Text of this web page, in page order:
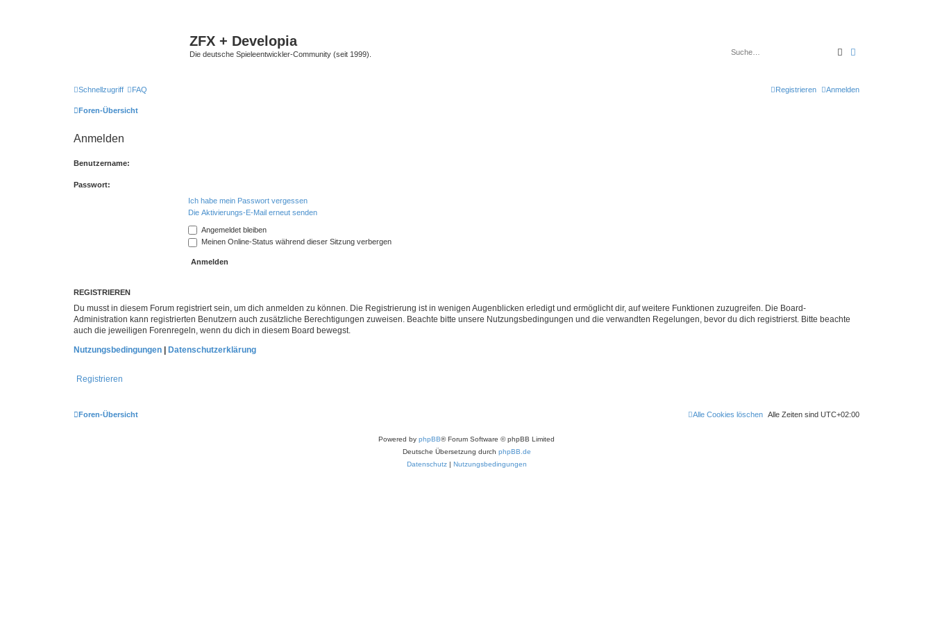
ZFX + Developia
Die deutsche Spieleentwickler-Community (seit 1999). Suche
Schnellzugriff FAQ Anmelden
Registrieren
Foren-Übersicht
Anmelden
Benutzername:
Passwort:
Ich habe mein Passwort vergessen
Die Aktivierungs-E-Mail erneut senden
Angemeldet bleiben
Meinen Online-Status während dieser Sitzung verbergen
REGISTRIEREN
Du musst in diesem Forum registriert sein, um dich anmelden zu können. Die Registrierung ist in wenigen Augenblicken erledigt und ermöglicht dir, auf weitere Funktionen zuzugreifen. Die Board-
Administration kann registrierten Benutzern auch zusätzliche Berechtigungen zuweisen. Beachte bitte unsere Nutzungsbedingungen und die verwandten Regelungen, bevor du dich registrierst. Bitte beachte
auch die jeweiligen Forenregeln, wenn du dich in diesem Board bewegst.
Nutzungsbedingungen
Datenschutzerklärung
Registrieren
Foren-Übersicht Alle Zeiten sind UTC+02:00
Alle Cookies löschen
Powered by phpBB® Forum Software © phpBB Limited
Deutsche Übersetzung durch phpBB.de
Datenschutz| Nutzungsbedingungen